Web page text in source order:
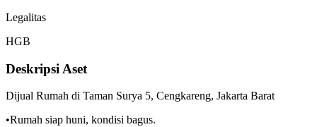
Legalitas
HGB
Deskripsi Aset
Dijual Rumah di Taman Surya 5, Cengkareng, Jakarta Barat
•Rumah siap huni, kondisi bagus.